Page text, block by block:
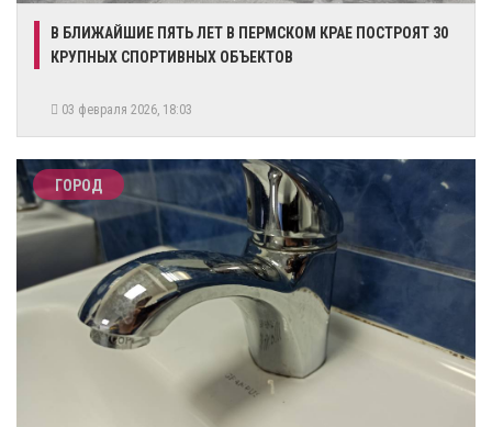
​В БЛИЖАЙШИЕ ПЯТЬ ЛЕТ В ПЕРМСКОМ КРАЕ ПОСТРОЯТ 30
КРУПНЫХ СПОРТИВНЫХ ОБЪЕКТОВ
03 февраля 2026, 18:03
ГОРОД